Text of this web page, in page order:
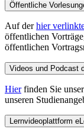
Öffentliche
Auf derhier
öffentlichen
öffentlichen
Videos und Podcast
Hierfinden Sie
unseren
Lernvideoplattform